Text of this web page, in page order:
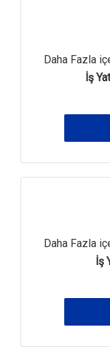
Daha Fazla
İş
Daha Fazla
İş